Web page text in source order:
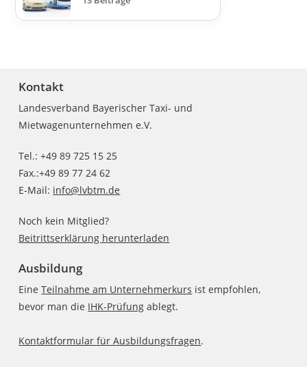
Kontakt
Landesverband Bayerischer Taxi- und
Mietwagenunternehmen e.V.
Tel.: +49 89 725 15 25
Fax.:+49 89 77 24 62
E-Mail: info@lvbtm.de
Noch kein Mitglied?
Beitrittserklärung herunterladen
Ausbildung
EineTeilnahme am Unternehmerkurs ist empfohlen,
bevor man die IHK-Prüfung ablegt.
Kontaktformular für Ausbildungsfragen.